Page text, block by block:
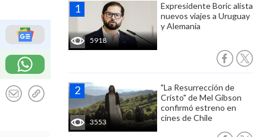
5918
Expresidente Boric alista
nuevos viajes a Uruguay
y Alemania
3553
"La Resurrección de
Cristo" de Mel Gibson
confirmó estreno en
cines de Chile